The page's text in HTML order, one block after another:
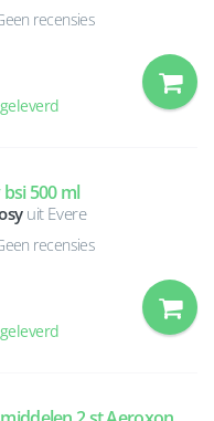
recensies
500 ml
uit Evere
recensies